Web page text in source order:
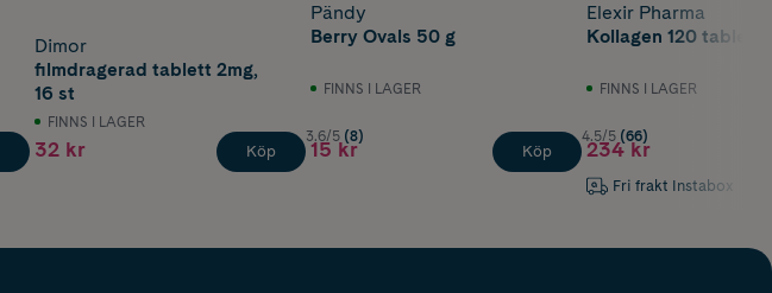
Dimor
filmdragerad tablett 2mg,
16 st
FINNS I LAGER
32 kr Köp
Pändy
Berry Ovals 50 g
FINNS I LAGER
3.6/5 (8)
15 kr Köp
Elexir Pharma
Kollagen 120
FINNS I LAGER
4.5/5 (66)
234 kr
Fri frakt Instabox